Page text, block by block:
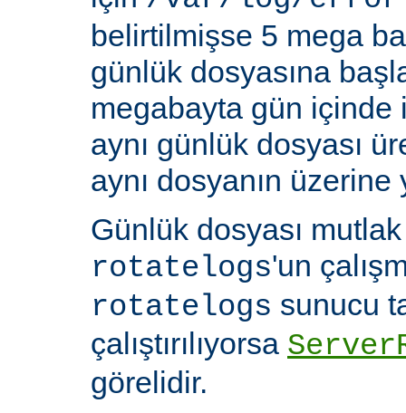
belirtilmişse 5 mega
günlük dosyasına
megabayta gün içinde
aynı günlük dosyası
aynı dosyanın üzerine
Günlük dosyası
rotatelogs'un
rotatelogs sunucu
çalıştırılıyorsa
görelidir.